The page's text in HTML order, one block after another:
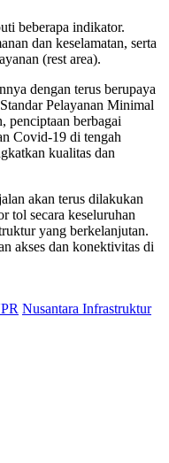
beberapa indikator.
dan keselamatan, serta
(rest area).
dengan terus berupaya
Pelayanan Minimal
penciptaan berbagai
Covid-19 di tengah
kualitas dan
akan terus dilakukan
tol secara keseluruhan
yang berkelanjutan.
akses dan konektivitas di
Nusantara Infrastruktur